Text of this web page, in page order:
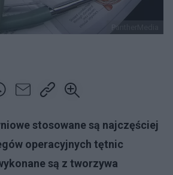
PantherMedia
stosowane są najczęściej
operacyjnych tętnic
są z tworzywa